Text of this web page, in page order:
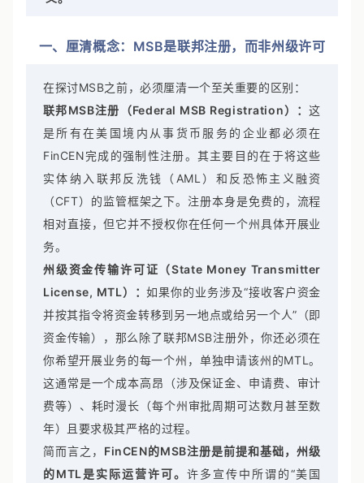
在探讨MSB之前，必须厘清一个至关重要的区别：
联邦MSB注册（Federal MSB Registration）：这
是所有在美国境内从事货币服务的企业都必须在
FinCEN完成的强制性注册。其主要目的在于将这些
实体纳入联邦反洗钱（AML）和反恐怖主义融资
（CFT）的监管框架之下。注册本身是免费的，流程
相对直接，但它并不授权你在任何一个州具体开展业
务。
州级资金传输许可证（State Money Transmitter
License, MTL）：如果你的业务涉及“接收客户资金
并按其指令将资金转移到另一地点或给另一个人”（即
资金传输），那么除了联邦MSB注册外，你还必须在
你希望开展业务的每一个州，单独申请该州的MTL。
这通常是一个成本高昂（涉及保证金、申请费、审计
费等）、耗时漫长（每个州审批周期可达数月甚至数
年）且要求极其严格的过程。
简而言之，FinCEN的MSB注册是前提和基础，州级